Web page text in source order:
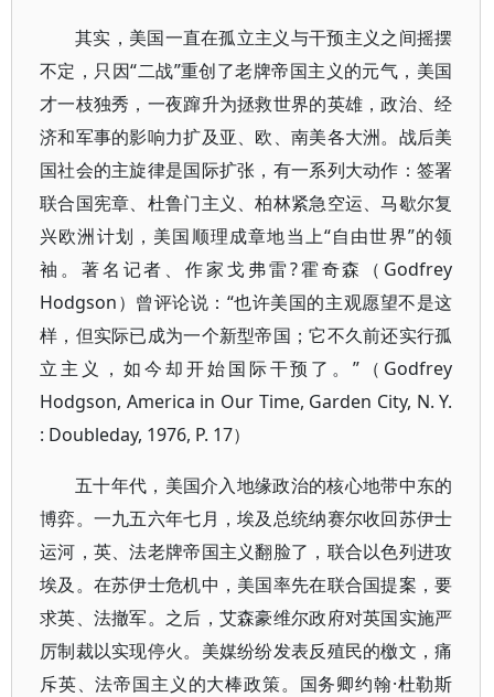
其实，美国一直在孤立主义与干预主义之间摇摆
不定，只因“二战”重创了老牌帝国主义的元气，美国
才一枝独秀，一夜蹿升为拯救世界的英雄，政治、经
济和军事的影响力扩及亚、欧、南美各大洲。战后美
国社会的主旋律是国际扩张，有一系列大动作：签署
联合国宪章、杜鲁门主义、柏林紧急空运、马歇尔复
兴欧洲计划，美国顺理成章地当上“自由世界”的领
袖。著名记者、作家戈弗雷?霍奇森（Godfrey
Hodgson）曾评论说：“也许美国的主观愿望不是这
样，但实际已成为一个新型帝国；它不久前还实行孤
立主义，如今却开始国际干预了。”（Godfrey
Hodgson, America in Our Time, Garden City, N. Y.
: Doubleday, 1976, P. 17）
五十年代，美国介入地缘政治的核心地带中东的
博弈。一九五六年七月，埃及总统纳赛尔收回苏伊士
运河，英、法老牌帝国主义翻脸了，联合以色列进攻
埃及。在苏伊士危机中，美国率先在联合国提案，要
求英、法撤军。之后，艾森豪维尔政府对英国实施严
厉制裁以实现停火。美媒纷纷发表反殖民的檄文，痛
斥英、法帝国主义的大棒政策。国务卿约翰·杜勒斯